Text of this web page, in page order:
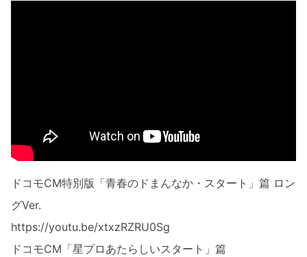
ドコモCM特別版「青春のドまんなか・スタート」篇 ロン
グVer.
https://youtu.be/xtxzRZRU0Sg
ドコモCM「星プロあたらしいスタート」篇